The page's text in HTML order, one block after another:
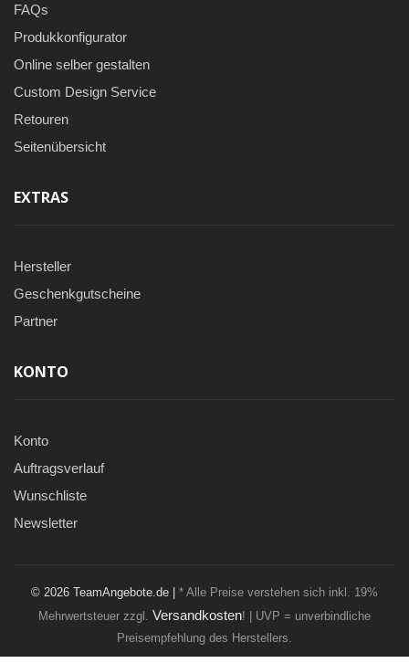
FAQs
Produkkonfigurator
Online selber gestalten
Custom Design Service
Retouren
Seitenübersicht
EXTRAS
Hersteller
Geschenkgutscheine
Partner
KONTO
Konto
Auftragsverlauf
Wunschliste
Newsletter
© 2026 TeamAngebote.de | * Alle Preise verstehen sich inkl. 19%
Mehrwertsteuer zzgl. Versandkosten! | UVP = unverbindliche
Preisempfehlung des Herstellers.